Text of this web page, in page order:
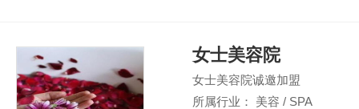
女士美容院
女士美容院诚邀加盟
所属行业： 美容 / SPA